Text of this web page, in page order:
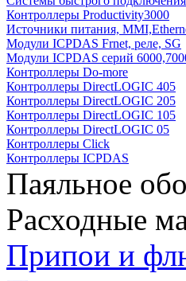
Контроллеры Productivity3000
Источники питания,
Модули ICPDAS Frnet, реле, SG
Модули ICPDAS серий
Контроллеры Do-more
Контроллеры DirectLOGIC 405
Контроллеры DirectLOGIC 205
Контроллеры DirectLOGIC 105
Контроллеры DirectLOGIC 05
Контроллеры Click
Контроллеры ICPDAS
Паяльное
Расходные
Припои и